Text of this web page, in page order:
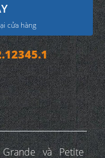
cửa hàng
và Petite